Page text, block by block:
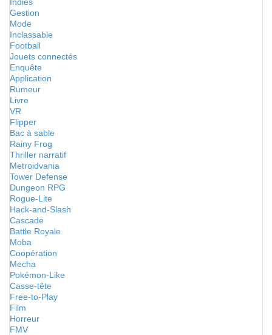
Gestion
Mode
Inclassable
Football
Jouets connectés
Enquête
Application
Rumeur
Livre
VR
Flipper
Bac à sable
Rainy Frog
Thriller narratif
Metroidvania
Tower Defense
Dungeon RPG
Rogue-Lite
Hack-and-Slash
Cascade
Battle Royale
Moba
Coopération
Mecha
Pokémon-Like
Casse-tête
Free-to-Play
Film
Horreur
FMV